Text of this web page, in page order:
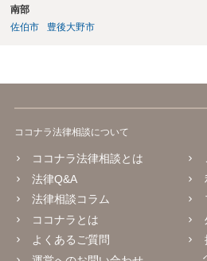
南部
佐伯市
豊後大野市
ココナラ法律相談について
ココナラ法律相談とは
法律Q&A
法律相談コラム
ココナラとは
よくあるご質問